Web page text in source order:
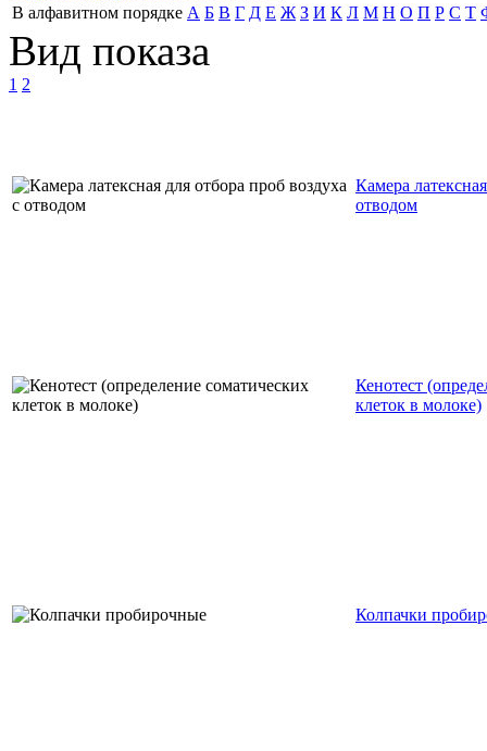
В алфавитном порядке А Б В Г Д Е Ж З И К Л М Н О П Р С Т
Вид показа
1 2
Камера
отводом
Кенотест
клеток в молоке)
Колпачки